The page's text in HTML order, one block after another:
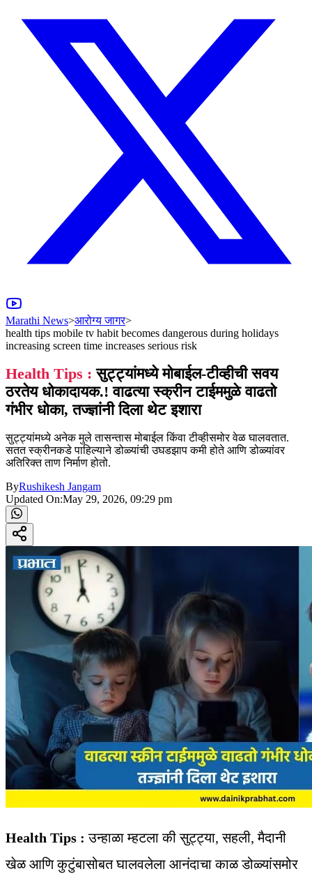
Marathi News>आरोग्य जागर>
health tips mobile tv habit becomes dangerous during holidays
increasing screen time increases serious risk
Health Tips : सुट्ट्यांमध्ये मोबाईल-टीव्हीची सवय
ठरतेय धोकादायक.! वाढत्या स्क्रीन टाईममुळे वाढतो
गंभीर धोका, तज्ज्ञांनी दिला थेट इशारा
सुट्ट्यांमध्ये अनेक मुले तासन्तास मोबाईल किंवा टीव्हीसमोर वेळ घालवतात.
सतत स्क्रीनकडे पाहिल्याने डोळ्यांची उघडझाप कमी होते आणि डोळ्यांवर
अतिरिक्त ताण निर्माण होतो.
ByRushikesh Jangam
Updated On:May 29, 2026, 09:29 pm
Health Tips : उन्हाळा म्हटला की सुट्ट्या, सहली, मैदानी
खेळ आणि कुटुंबासोबत घालवलेला आनंदाचा काळ डोळ्यांसमोर